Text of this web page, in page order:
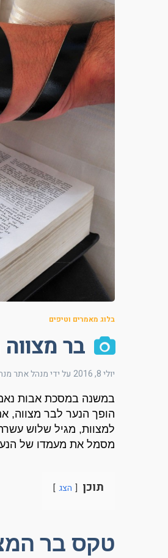
בלוג מאמרים וטיפים
בר
יולי 8, 2016 על ידי מנהל אתר
במשנה במסכת אבות
הופך הנער לבר מצווה,
למצוות, מגיל שלוש
מסמל את מעמדו של הנער
תוכן הצג
טקס בר